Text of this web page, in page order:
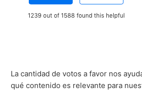
La cantidad de votos a favor nos
qué contenido es relevante para